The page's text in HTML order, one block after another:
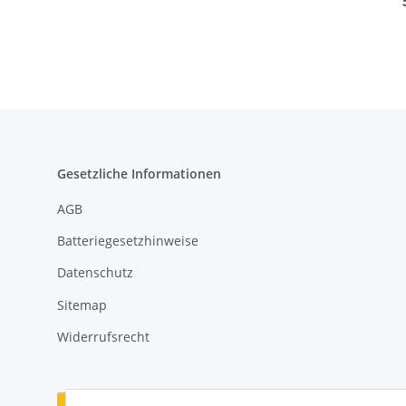
Gesetzliche Informationen
AGB
Batteriegesetzhinweise
Datenschutz
Sitemap
Widerrufsrecht